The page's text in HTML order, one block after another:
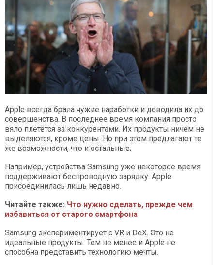
Apple всегда брала чужие наработки и доводила их до
совершенства. В последнее время компания просто
вяло плетётся за конкурентами. Их продукты ничем не
выделяются, кроме цены. Но при этом предлагают те
же возможности, что и остальные.
Например, устройства Samsung уже некоторое время
поддерживают беспроводную зарядку. Apple
присоединилась лишь недавно.
Читайте также: Что нужно сделать, прежде чем
избавиться от старого смартфона
Samsung экспериментирует с VR и DeX. Это не
идеальные продукты. Тем не менее и Apple не
способна представить технологию мечты.